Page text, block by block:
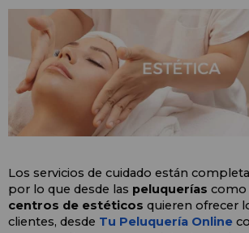
Los servicios de cuidado están
por lo que desde las peluquerías
centros de estéticos quieren ofrecer
clientes, desde Tu Peluquería Online